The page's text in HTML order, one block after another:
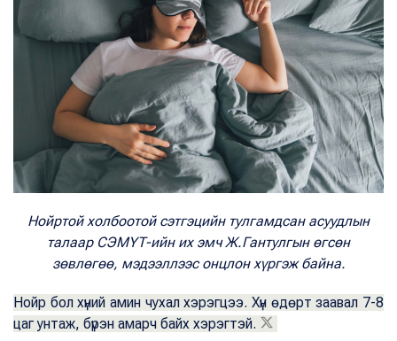
Нойртой холбоотой сэтгэцийн тулгамдсан асуудлын
талаар СЭМҮТ-ийн их эмч Ж.Гантулгын өгсөн
зөвлөгөө, мэдээллээс онцлон хүргэж байна.
Нойр бол хүний амин чухал хэрэгцээ. Хүн өдөрт заавал 7-8
цаг унтаж, бүрэн амарч байх хэрэгтэй.